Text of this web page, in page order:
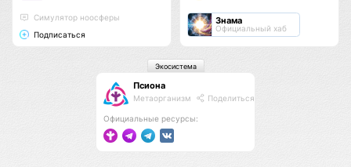
Cимулятор ноосферы
Подписаться
Знама
Официальный хаб
Псиона
Метаорганизм Поделиться
Официальные ресурсы:
Экосистема